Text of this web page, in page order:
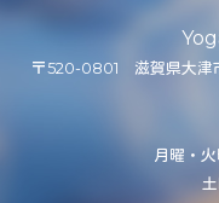
〒520-0801 滋賀県大津
月曜・